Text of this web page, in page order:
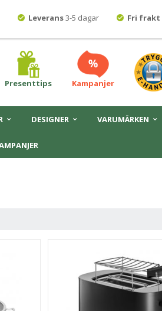
Leverans3-5 dagar Fri frakt
Presenttips Kampanjer
DESIGNER VARUMÄRKEN